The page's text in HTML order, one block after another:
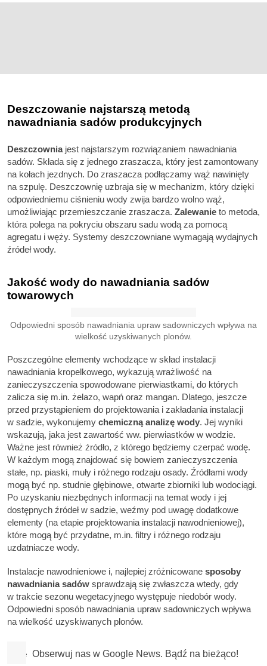
Deszczowanie najstarszą metodą
nawadniania sadów produkcyjnych
Deszczowniajest najstarszym rozwiązaniem nawadniania
sadów. Składa się z jednego zraszacza, który jest zamontowany
na kołach jezdnych. Do zraszacza podłączamy wąż nawinięty
na szpulę. Deszczownię uzbraja się w mechanizm, który dzięki
odpowiedniemu ciśnieniu wody zwija bardzo wolno wąż,
umożliwiając przemieszczanie zraszacza. Zalewanie to metoda,
która polega na pokryciu obszaru sadu wodą za pomocą
agregatu i węży. Systemy deszczowniane wymagają wydajnych
źródeł wody.
Jakość wody do nawadniania sadów
towarowych
Odpowiedni sposób nawadniania upraw sadowniczych wpływa na
wielkość uzyskiwanych plonów.
Poszczególne elementy wchodzące w skład instalacji
nawadniania kropelkowego, wykazują wrażliwość na
zanieczyszczenia spowodowane pierwiastkami, do których
zalicza się m.in. żelazo, wapń oraz mangan. Dlatego, jeszcze
przed przystąpieniem do projektowania i zakładania instalacji
w sadzie, wykonujemy chemiczną analizę wody. Jej wyniki
wskazują, jaka jest zawartość ww. pierwiastków w wodzie.
Ważne jest również źródło, z którego będziemy czerpać wodę.
W każdym mogą znajdować się bowiem zanieczyszczenia
stałe, np. piaski, muły i różnego rodzaju osady. Źródłami wody
mogą być np. studnie głębinowe, otwarte zbiorniki lub wodociągi.
Po uzyskaniu niezbędnych informacji na temat wody i jej
dostępnych źródeł w sadzie, weźmy pod uwagę dodatkowe
elementy (na etapie projektowania instalacji nawodnieniowej),
które mogą być przydatne, m.in. filtry i różnego rodzaju
uzdatniacze wody.
Instalacje nawodnieniowe i, najlepiej zróżnicowane sposoby
nawadniania sadów sprawdzają się zwłaszcza wtedy, gdy
w trakcie sezonu wegetacyjnego występuje niedobór wody.
Odpowiedni sposób nawadniania upraw sadowniczych wpływa
na wielkość uzyskiwanych plonów.
Obserwuj nas w Google News. Bądź na bieżąco!